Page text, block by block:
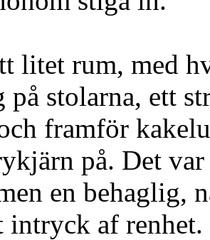
litet rum, med
på stolarna, ett
framför
på. Det
en behaglig,
intryck af renhet.